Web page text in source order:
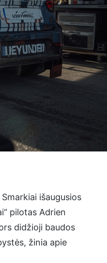
išaugusios
pilotas Adrien
didžioji baudos
žinia apie